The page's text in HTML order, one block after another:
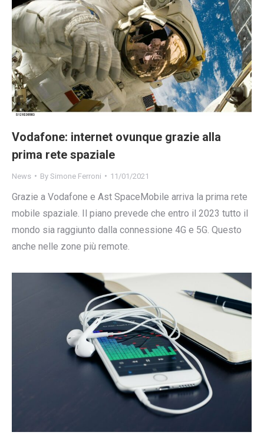
Vodafone: internet ovunque grazie alla
prima rete spaziale
News By Simone Ferroni 11/01/2021
Grazie a Vodafone e Ast SpaceMobile arriva la prima rete
mobile spaziale. Il piano prevede che entro il 2023 tutto il
mondo sia raggiunto dalla connessione 4G e 5G. Questo
anche nelle zone più remote.